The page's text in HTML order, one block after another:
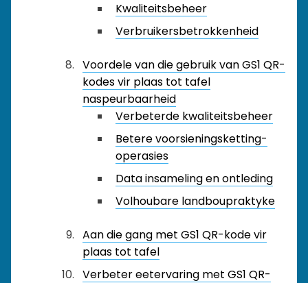
Kwaliteitsbeheer
Verbruikersbetrokkenheid
Voordele van die gebruik van GS1 QR-
kodes vir plaas tot tafel
naspeurbaarheid
Verbeterde kwaliteitsbeheer
Betere voorsieningsketting-
operasies
Data insameling en ontleding
Volhoubare landboupraktyke
Aan die gang met GS1 QR-kode vir
plaas tot tafel
Verbeter eetervaring met GS1 QR-